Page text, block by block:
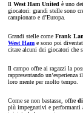
Il West Ham United è uno
giocatori: grandi stelle sono
campionato e d’Europa.
Grandi stelle come Frank
West Ham e sono poi
citare alcuni dei giocatori che
Il campo offre ai ragazzi la
rappresentando
loro mente per molto tempo.
Come se non bastasse, offre
più impegnativi e performanti